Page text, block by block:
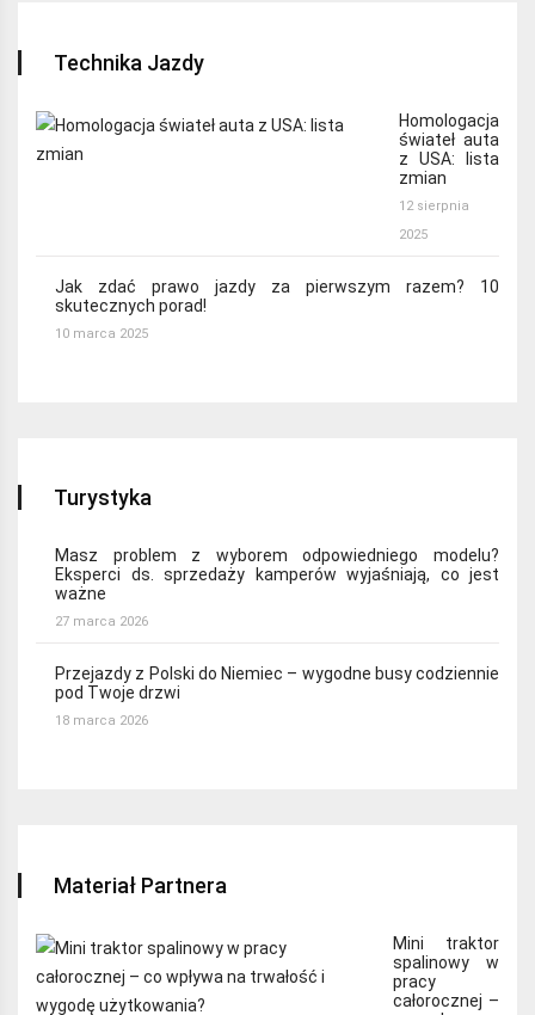
Technika Jazdy
Homologacja
świateł auta
z USA: lista
zmian
12 sierpnia
2025
Jak zdać prawo jazdy za pierwszym razem? 10
skutecznych porad!
10 marca 2025
Turystyka
Masz problem z wyborem odpowiedniego modelu?
Eksperci ds. sprzedaży kamperów wyjaśniają, co jest
ważne
27 marca 2026
Przejazdy z Polski do Niemiec – wygodne busy codziennie
pod Twoje drzwi
18 marca 2026
Materiał Partnera
Mini traktor
spalinowy w
pracy
całorocznej –